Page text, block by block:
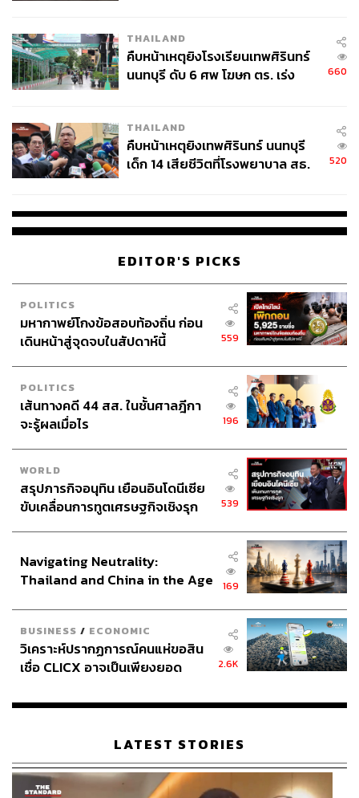
โดยเฉพาะในอุตสาหกรรมที่ใช้เทคโนโลยีขั้นสูง เช่น เซมิ
คอนดักเตอร์และอิเล็กทรอนิกส์ขั้นสูง เครื่องใช้ไฟฟ้าอัจฉริยะ
ดิจิทัลขั้นสูง ยานยนต์ไฟฟ้าและชิ้นส่วนสำคัญ และ
อุตสาหกรรมเทคโนโลยีชีวภาพ ซึ่งอุตสาหกรรมเหล่านี้จะมี
ความสำคัญต่อการเพิ่มขีดความสามารถในการแข่งขันและ
การปรับโครงสร้างเศรษฐกิจไทย ช่วยต่อยอดฐาน
ใหม่ สร้างงาน และสร้างโอกาสให้ผู้ประกอบการไทย
“โครงการที่ได้รับการส่งเสริมในปีที่ผ่านมา มีการจ้างงาน
ในประเทศกว่า 1 ล้านล้านบาทต่อปี และจะเพิ่มมูลค่าส่งออก
ของประเทศอีกกว่า 2.6 ล้านล้านบาทต่อปี” นฤตม์กล่าว
ภูมิรัฐศาสตร์ สงครามการค้า BRICS ท้าทาย ชี้เป็น
โอกาสของไทย
นฤตม์กล่าวอีกว่า แนวโน้มการลงทุนในปี 2568 จะยังคง
เติบโตต่อและยังเป็น ‘ปีแห่งโอกาส’ ที่ประเทศไทยจะสามารถ
ดึงดูดการลงทุนในอุตสาหกรรมเป้าหมาย
“แม้ปีนี้ ภูมิรัฐศาสตร์ สงครามการค้า นโยบายสหรัฐฯ โดย
ประธานาธิบดีทรัมป์ และการกีดกันทางเทคโนโลยีที่คาดว่า
จะทวีความรุนแรงยิ่งขึ้น ซึ่งจะผลักดันให้นักลงทุนต้องเร่ง
เคลื่อนย้ายฐานการลงทุนเพื่อลดความเสี่ยง จุดนี้ไทยพร้อม
และมีศักยภาพในหลายๆ ด้าน ที่สำคัญมีความสัมพันธ์ที่ดีกับ
นานาประเทศ เป็นกลาง สามารถเป็นสะพานเศรษฐกิจเชื่อม
โยงซัพพลายเชนให้กับมหาอำนาจขั้วต่างๆ ได้ นักลงทุนจึง
มองไทยเป็นแหล่งลงทุนที่มั่นคง ปลอดภัย และมีความโดด
เด่นในภูมิภาค รวมถึงกรณีที่ไทยมีสถานะเป็นหุ้นส่วน
ทิศทางส่งเสริมลงทุนปี 2568 เจาะอุตสาหกรรมชิป-
EV-เทคขั้นสูง
THAILAND
คืบหน้าเหตุยิงโรงเรียนเทพศิรินทร์
นนทบุรี ดับ 6 ศพ โฆษก ตร. เร่ง
660
THAILAND
คืบหน้าเหตุยิงเทพศิรินทร์ นนทบุรี
เด็ก 14 เสียชีวิตที่โรงพยาบาล สธ.
520
EDITOR'S PICKS
POLITICS
มหากาพย์โกงข้อสอบท้องถิ่น ก่อน
เดินหน้าสู่จุดจบในสัปดาห์นี้
559
POLITICS
เส้นทางคดี 44 สส. ในชั้นศาลฎีกา
จะรู้ผลเมื่อไร
196
WORLD
สรุปภารกิจอนุทิน เยือนอินโดนีเซีย
ขับเคลื่อนการทูตเศรษฐกิจเชิงรุก
539
Navigating Neutrality:
Thailand and China in the Age
169
BUSINESS / ECONOMIC
วิเคราะห์ปรากฏการณ์คนแห่ขอสิน
เชื่อ CLICX อาจเป็นเพียงยอด
เรือนไทยที่ถูกซุกไว้
2.6K
LATEST STORIES